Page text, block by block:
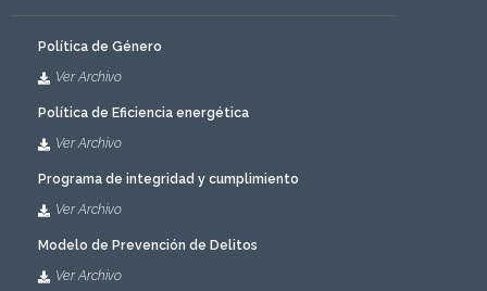
Política de Género
Ver Archivo
Política de Eficiencia energética
Ver Archivo
Programa de integridad y cumplimiento
Ver Archivo
Modelo de Prevención de Delitos
Ver Archivo